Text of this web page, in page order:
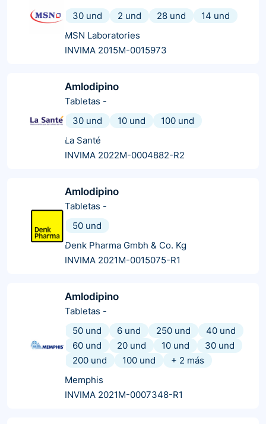
30 und
2 und 28 und
14 und
MSN Laboratories
INVIMA 2015M-0015973
Amlodipino
Tabletas -
30 und
10 und
100 und
La Santé
INVIMA 2022M-0004882-R2
Amlodipino
Tabletas -
50 und
Denk Pharma Gmbh & Co. Kg
INVIMA 2021M-0015075-R1
Amlodipino
Tabletas -
50 und
6 und 250 und
40 und
60 und
20 und 10 und
30 und
200 und
100 und + 2 más
Memphis
INVIMA 2021M-0007348-R1